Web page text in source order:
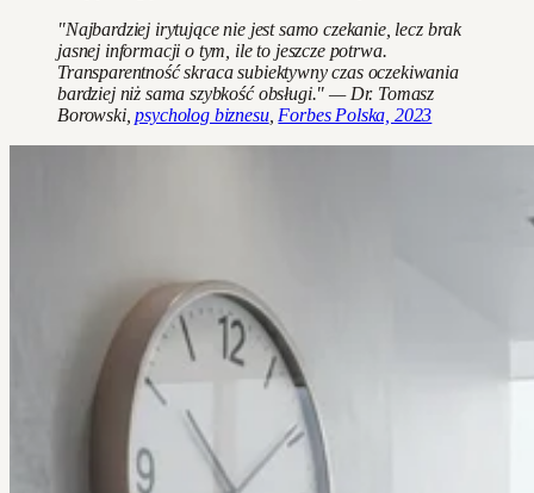
"Najbardziej irytujące nie jest samo czekanie, lecz brak
jasnej informacji o tym, ile to jeszcze potrwa.
Transparentność skraca subiektywny czas oczekiwania
bardziej niż sama szybkość obsługi." — Dr. Tomasz
Borowski,psycholog biznesu, Forbes Polska, 2023